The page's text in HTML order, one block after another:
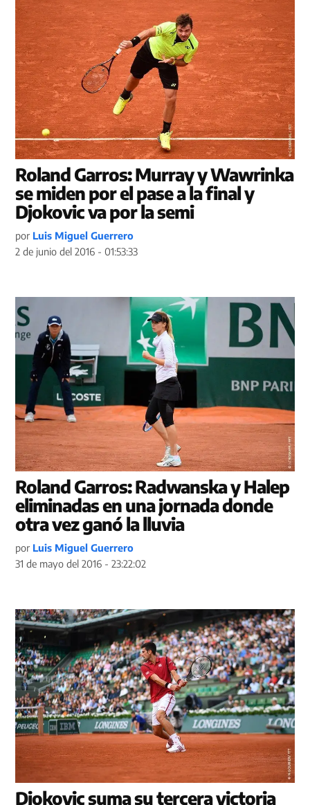
Roland Garros: Murray y Wawrinka
se miden por el pase a la final y
Djokovic va por la semi
por Luis Miguel Guerrero
2 de junio del 2016 - 01:53:33
Roland Garros: Radwanska y Halep
eliminadas en una jornada donde
otra vez ganó la lluvia
por Luis Miguel Guerrero
31 de mayo del 2016 - 23:22:02
Djokovic suma su tercera victoria